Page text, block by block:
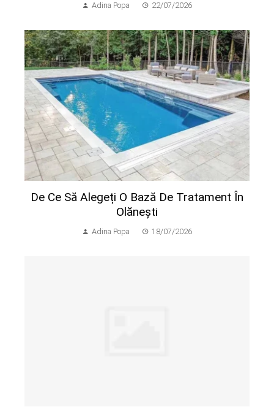
Adina Popa 22/07/2026
De Ce Să Alegeți O Bază De Tratament În
Olănești
Adina Popa 18/07/2026